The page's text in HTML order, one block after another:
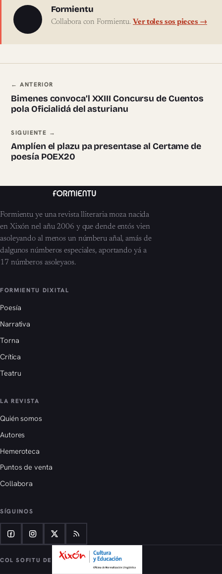
Sobre l'autor
Formientu
Collabora con Formientu. Ver toles sos pieces →
Navegación ente pieces
← ANTERIOR
Bimenes convoca’l XXIII Concursu de Cuentos
pola Oficialidá del asturianu
SIGUIENTE →
Amplíen el plazu pa presentase al Certame de
poesía POEX20
Formientu ye una revista lliteraria moza nacida
en Xixón nel añu 2006 y que dende entós vien
asoleyando al menos un númberu añal, amás de
dalgunos númberos especiales, aportando yá a
17 númberos asoleyaos.
FORMIENTU DIXITAL
Poesía
Narrativa
Torna
Crítica
Teatru
LA REVISTA
Quién somos
Autores
Hemeroteca
Puntos de venta
Collabora
SÍGUINOS
COL SOFITU DE